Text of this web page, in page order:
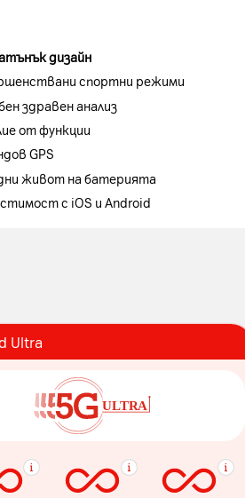
дизайн
спортни режими
здравен анализ
от функции
GPS
живот на батерията
с iOS и Android
Ultra